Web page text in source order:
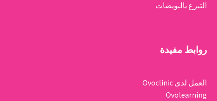
التبرع بالبويضات
روابط مفيدة
العمل لدى Ovoclinic
Ovolearning